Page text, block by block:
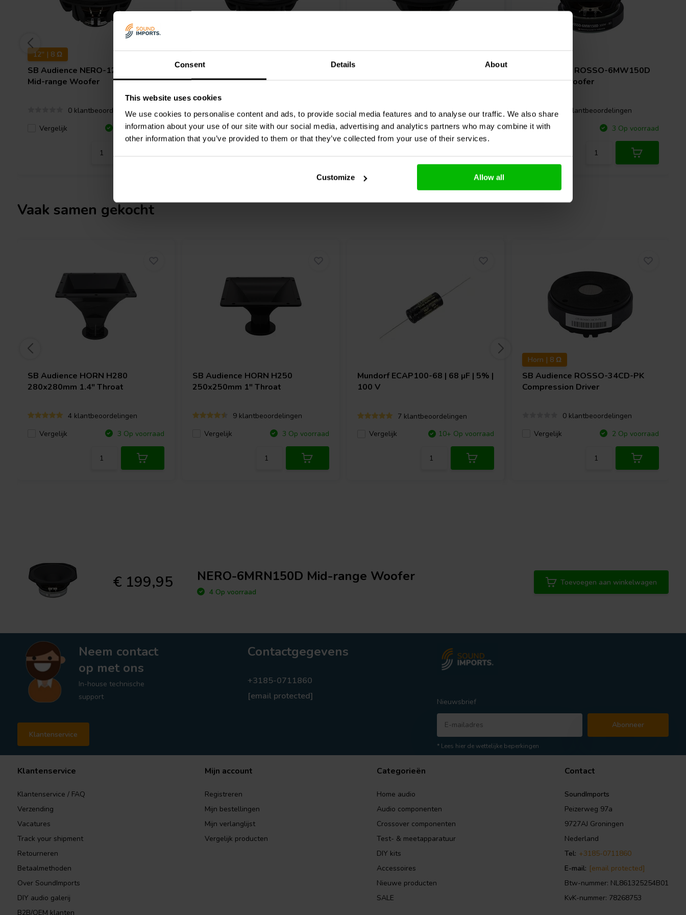
Consent Details About
This website uses cookies
We use cookies to personalise content and ads, to provide social media features and to analyse our traffic. We also share
information about your use of our site with our social media, advertising and analytics partners who may combine it with
other information that you’ve provided to them or that they’ve collected from your use of their services.
Customize Allow all
12'' | 8 Ω
SB Audience NERO-12MWN400D
Mid-range Woofer
0 klantbeoordelingen
Vergelijk
1 Op voorraad
12'' | 8 Ω
SB Audience
Mid-range Woofer
1 klantbeoordelingen
Vergelijk
5 Op voorraad
8'' | 8 Ω
BIANCO-8MWN150
Mid-range Woofer
0 klantbeoordelingen
Vergelijk
2 Op voorraad
6'' | 8 Ω
ROSSO-6MW150D
Mid-range Woofer
0 klantbeoordelingen
Vergelijk
3 Op voorraad
Vaak samen gekocht
SB Audience HORN H280
280x280mm 1.4" Throat
4 klantbeoordelingen
Vergelijk
3 Op voorraad
SB Audience HORN H250
250x250mm 1" Throat
9 klantbeoordelingen
Vergelijk
3 Op voorraad
MundorfECAP100-68 | 68 µF | 5% |
100 V
7 klantbeoordelingen
Vergelijk
10+ Op voorraad
Horn | 8 Ω
SB Audience ROSSO-34CD-PK
Compression Driver
0 klantbeoordelingen
Vergelijk
2 Op voorraad
€ 199,95 NERO-6MRN150D Mid-range Woofer
4 Op voorraad
Toevoegen aan winkelwagen
Neem contact
op met ons
In-house technische
support
Klantenservice
Contactgegevens
+3185-0711860
[email protected]
Nieuwsbrief
Abonneer
* Lees hier de wettelijke beperkingen
Klantenservice
Klantenservice / FAQ
Verzending
Vacatures
Track your shipment
Retourneren
Betaalmethoden
Over SoundImports
DIY audio galerij
B2B/OEM klanten
Mijn account
Registreren
Mijn bestellingen
Mijn verlanglijst
Vergelijk producten
Categorieën
Home audio
Audio componenten
Crossover componenten
Test- & meetapparatuur
DIY kits
Accessoires
Nieuwe producten
SALE
Contact
SoundImports
Peizerweg 97a
9727AJ Groningen
Nederland
Tel: +3185-0711860
E-mail: [email protected]
Btw-nummer: NL861325254B01
KvK-nummer: 78268753